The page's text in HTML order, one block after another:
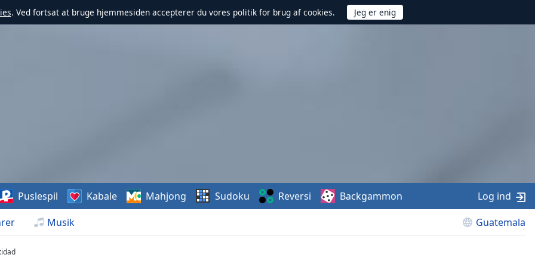
. Ved fortsat at bruge hjemmesiden accepterer du vores politik for brug af cookies.
Musik Guatemala
Puslespil Kabale Mahjong Sudoku Reversi Backgammon Log ind